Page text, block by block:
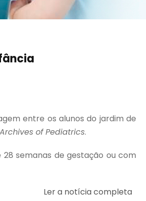
entre os alunos do jardim de
Archives of Pediatrics.
28 semanas de gestação ou com
Ler a notícia completa